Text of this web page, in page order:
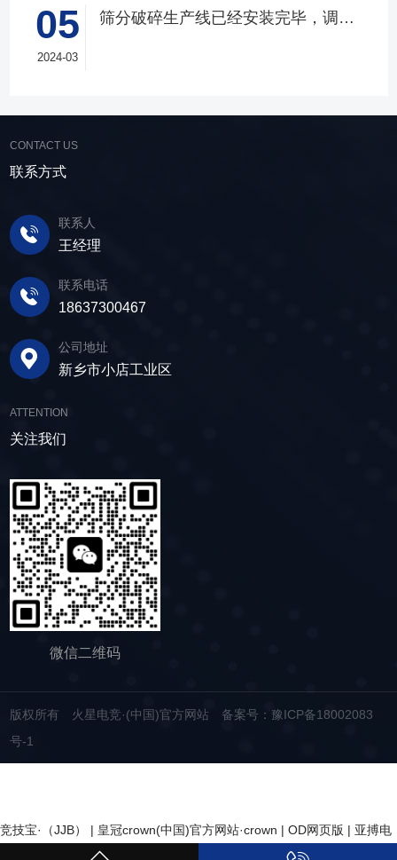
量提升。 智能调控，灵活应对 故道金机
动筛的正常运行和使用寿命。 绿色节能，引
积极响应国家环保政策，部分直线筛筛体采用全
封闭设计，降低噪音与粉尘污染，为构建绿色建
已广泛应用于各类建材物料的筛分作业中，成为
了众多建材企业的信赖之选。如果您也希望提升
筛协助去除多余的水分，以便于尾矿的堆放或再
水筛，通过脱水筛对物料进行处理，可以确保砂
的建筑材料。 在食品行业中，脱水筛可以用
于水果、蔬菜沥水，还可以用于果汁、酒类、调
存、运输及使用提供便利。 ▲故道金机械双
层高频脱水振动筛 说了这么多，相信大家对
产效率高，使用维护便利，能够满足不同行业，
不同客户的多样化需求，助力生产提效。
尾矿库维护费用，还可回收尾矿中的有价成分，
的时间。其筛网具备自清洁功能，可轻松清除粘
附在筛网上的物料，预防筛料堵网。此外，脱水
筛还配备了橡胶隔振弹簧作为减震装置，很好地
适的工作环境。 脱水筛体积相对较小，单位
面积处理量大，可够满足多种物料的脱水作业的
大降低，干排效果好，为矿山企业带来了显著的
经济效益和社会效益。脱水筛同样适用于电力、
制糖、制盐、污水厂等领域，助力对细颗粒物料
的干湿分级、脱水、脱介、脱泥。
05
2024-03
筛分破碎生产线已经安装完毕，调试生产中
CONTACT US
联系方式
联系人
王经理
联系电话
18637300467
公司地址
新乡市小店工业区
ATTENTION
关注我们
微信二维码
版权所有 火星电竞·(中国)官方网站 备案号：豫ICP备18002083
号-1
竞技宝·（JJB） | 皇冠crown(中国)官方网站·crown | OD网页版 | 亚搏电
子竞技(中国)有限公司
华亿平台